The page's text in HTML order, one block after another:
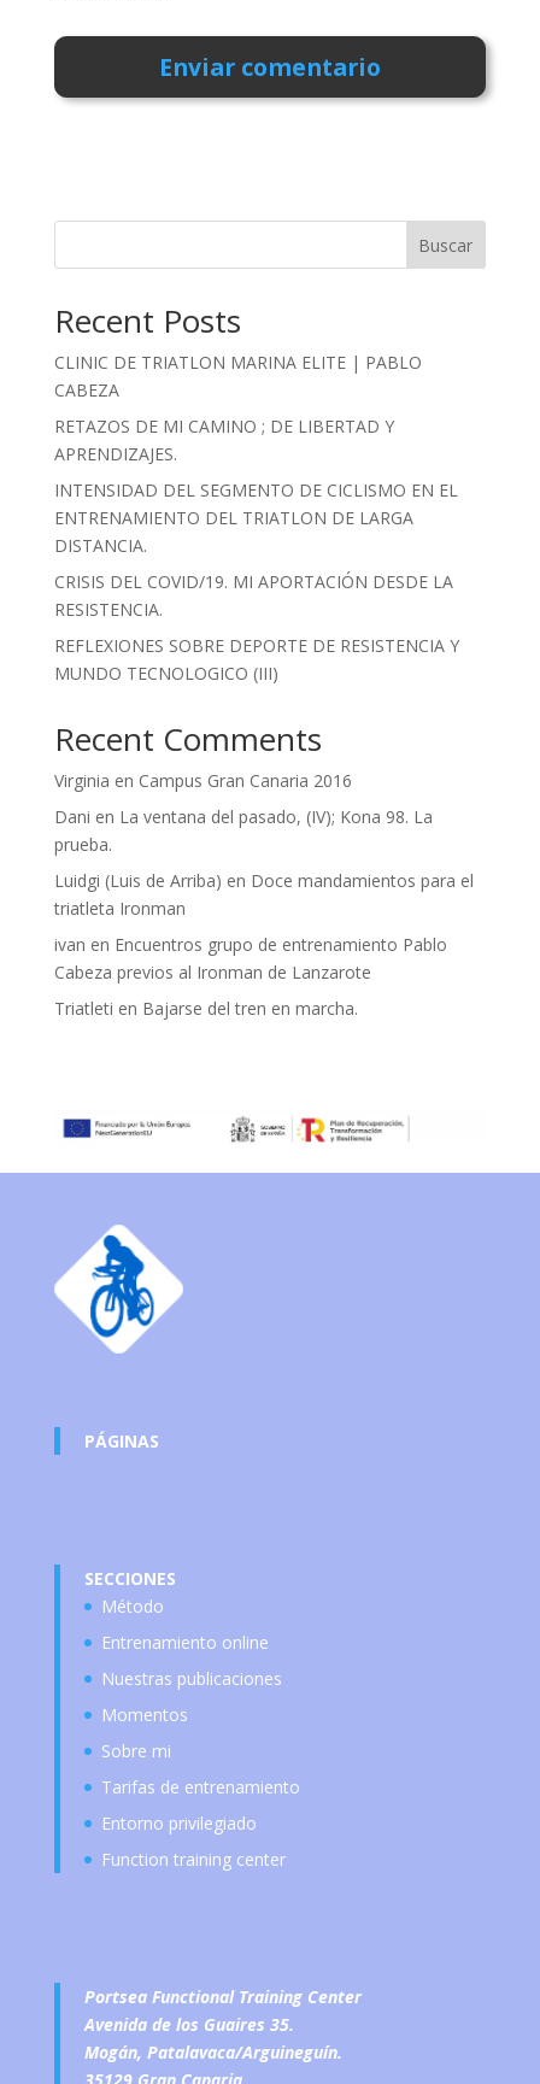
Buscar
Recent Posts
CLINIC DE TRIATLON MARINA ELITE | PABLO
CABEZA
RETAZOS DE MI CAMINO ; DE LIBERTAD Y
APRENDIZAJES.
INTENSIDAD DEL SEGMENTO DE CICLISMO EN EL
ENTRENAMIENTO DEL TRIATLON DE LARGA
DISTANCIA.
CRISIS DEL COVID/19. MI APORTACIÓN DESDE LA
RESISTENCIA.
REFLEXIONES SOBRE DEPORTE DE RESISTENCIA Y
MUNDO TECNOLOGICO (III)
Recent Comments
Virginia en Campus Gran Canaria 2016
Dani en La ventana del pasado, (IV); Kona 98. La
prueba.
Luidgi (Luis de Arriba) en Doce mandamientos para el
triatleta Ironman
ivan en Encuentros grupo de entrenamiento Pablo
Cabeza previos al Ironman de Lanzarote
Triatleti en Bajarse del tren en marcha.
PÁGINAS
SECCIONES
Método
Entrenamiento online
Nuestras publicaciones
Momentos
Sobre mi
Tarifas de entrenamiento
Entorno privilegiado
Function training center
Portsea Functional Training Center
Avenida de los Guaires 35.
Mogán, Patalavaca/Arguineguín.